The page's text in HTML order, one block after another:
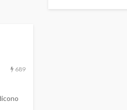
689